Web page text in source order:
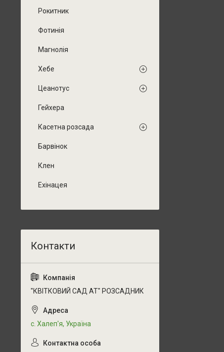
Рокитник
Фотинія
Магнолія
Хебе
Цеанотус
Гейхера
Касетна розсада
Барвінок
Клен
Ехінацея
"КВІТКОВИЙ САД АТ" РОЗСАДНИК
с. Халеп'я, Україна